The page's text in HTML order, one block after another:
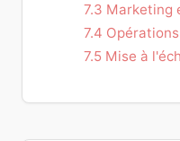
7.3 Marketing
7.4
7.5 Mise à